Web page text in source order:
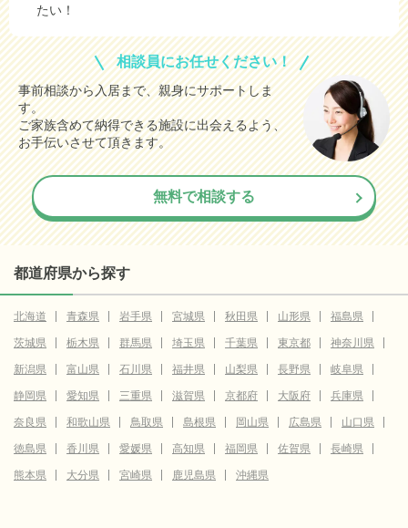
たい！
相談員にお任せください！
事前相談から入居まで、親身にサポートしま
す。
ご家族含めて納得できる施設に出会えるよう、
お手伝いさせて頂きます。
無料で相談する
都道府県から探す
北海道 青森県 岩手県 宮城県 秋田県 山形県
福島県
茨城県
栃木県 群馬県 埼玉県 千葉県 東京都
神奈川県
新潟県
富山県 石川県 福井県 山梨県 長野県
岐阜県
静岡県
愛知県 三重県 滋賀県 京都府 大阪府
兵庫県
奈良県
和歌山県 鳥取県 島根県 岡山県 広島県
山口県
徳島県
香川県 愛媛県 高知県 福岡県 佐賀県
長崎県
熊本県
大分県 宮崎県 鹿児島県 沖縄県